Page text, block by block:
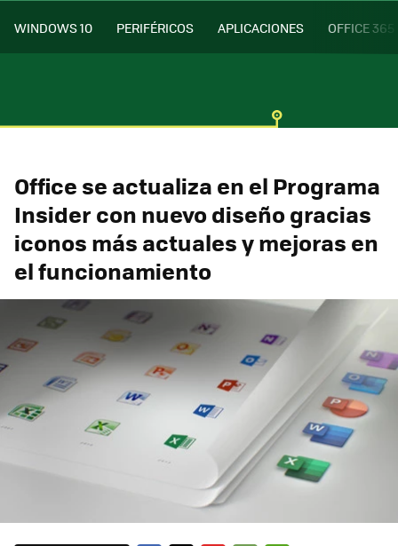
WINDOWS 10 PERIFÉRICOS APLICACIONES OFFICE 365
Office se actualiza en el Programa
Insider con nuevo diseño gracias
iconos más actuales y mejoras en
el funcionamiento